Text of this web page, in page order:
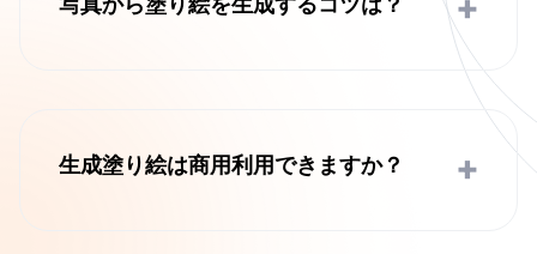
ーズです。誕生日 塗り絵にも最適です。
+
生成塗り絵は商用利用できますか？ +